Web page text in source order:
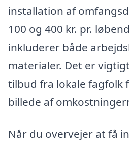
installation af
100 og 400 kr. pr.
inkluderer både
materialer. Det er
tilbud fra lokale fagfolk
billede af
Når du overvejer at få